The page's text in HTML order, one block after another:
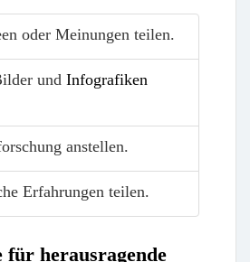
oder Meinungen teilen.
und Infografiken
anstellen.
Erfahrungen teilen.
für herausragende